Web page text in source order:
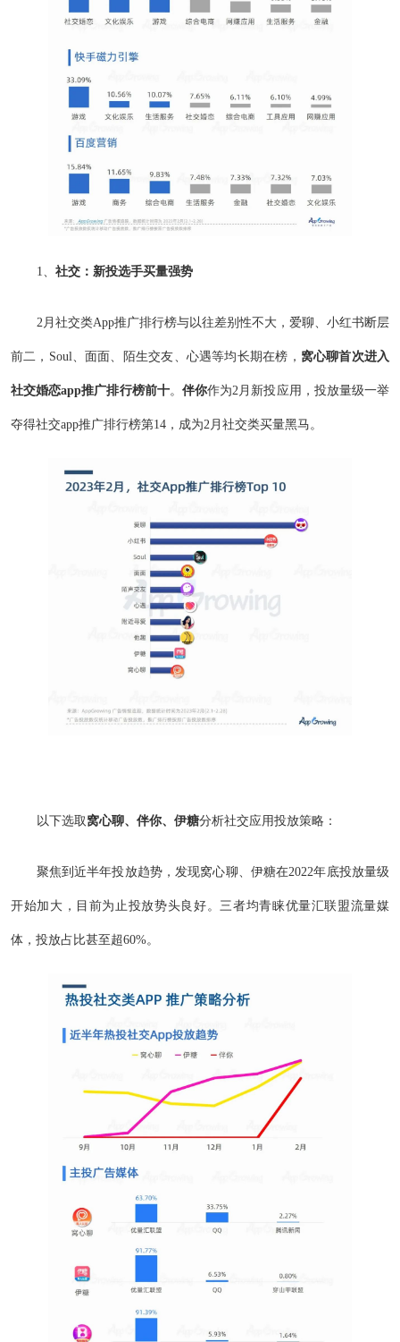
1、 社交：新投选手买量强势
2月社交类App推广排行榜与以往差别性不大，爱聊、小红书断层
前二，Soul、面面、陌生交友、心遇等均长期在榜， 窝心聊首次进入
社交婚恋app推广排行榜前十。 伴你作为2月新投应用，投放量级一举
夺得社交app推广排行榜第14，成为2月社交类买量黑马。
以下选取窝心聊、伴你、伊糖分析社交应用投放策略：
聚焦到近半年投放趋势，发现窝心聊、伊糖在2022年底投放量级
开始加大，目前为止投放势头良好。三者均青睐优量汇联盟流量媒
体，投放占比甚至超60%。